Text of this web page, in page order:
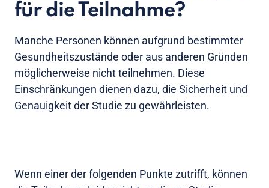
für die Teilnahme?
Manche Personen können aufgrund bestimmter
Gesundheitszustände oder aus anderen Gründen
möglicherweise nicht teilnehmen. Diese
Einschränkungen dienen dazu, die Sicherheit und
Genauigkeit der Studie zu gewährleisten.
Wenn einer der folgenden Punkte zutrifft, können